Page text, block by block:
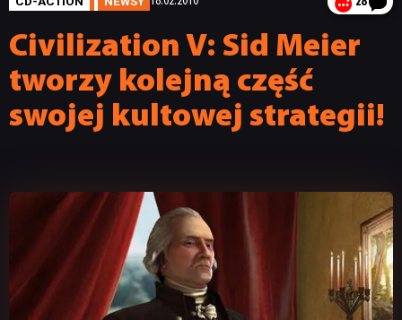
Civilization V: Sid Meier
tworzy kolejną część
swojej kultowej strategii!